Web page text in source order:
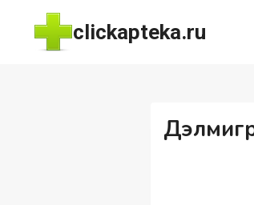
Перейти
содержимому
clickapteka.ru